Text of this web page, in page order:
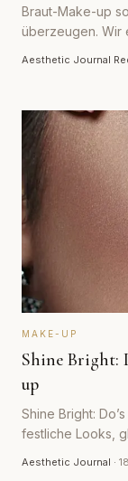
Braut-Make-up
überzeugen. Wir
Aesthetic Journal
MAKE-UP
Shine Bright:
up
Shine Bright:
festliche Looks,
Aesthetic Journal ·